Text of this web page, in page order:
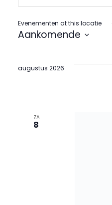
Evenementen at this locatie
Aankomende
datum.
augustus 2026
ZA
8